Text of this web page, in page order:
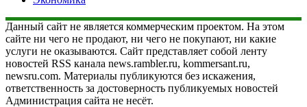
Данный сайт не является коммерческим проектом. На этом
сайте ни чего не продают, ни чего не покупают, ни какие
услуги не оказываются. Сайт представляет собой ленту
новостей RSS канала news.rambler.ru, kommersant.ru,
newsru.com. Материалы публикуются без искажения,
ответственность за достоверность публикуемых новостей
Администрация сайта не несёт.